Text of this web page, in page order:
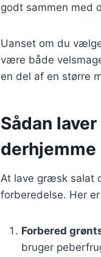
godt sammen med
Uanset om du
være både
en del af en større
Sådan
derhjemme
At lave græsk salat
forberedelse. Her
Forbered
bruger